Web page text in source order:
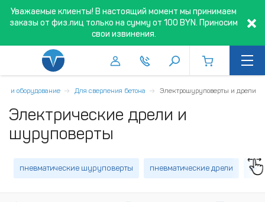
Уважаемые клиенты! В настоящий момент мы принимаем
заказы от физ.лиц только на сумму от 100 BYN. Приносим
свои извинения.
и оборудование Для сверления бетона Электрошуруповерты и дрели
Электрические дрели и
шуруповерты
пневматические шуруповерты пневматические дрели